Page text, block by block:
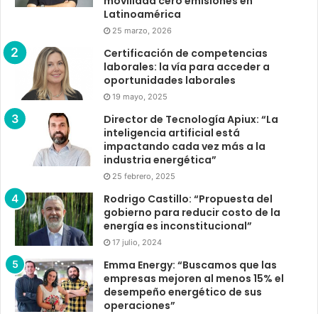
Latinoamérica
25 marzo, 2026
Certificación de competencias
laborales: la vía para acceder a
oportunidades laborales
19 mayo, 2025
Director de Tecnología Apiux: “La
inteligencia artificial está
impactando cada vez más a la
industria energética”
25 febrero, 2025
Rodrigo Castillo: “Propuesta del
gobierno para reducir costo de la
energía es inconstitucional”
17 julio, 2024
Emma Energy: “Buscamos que las
empresas mejoren al menos 15% el
desempeño energético de sus
operaciones”